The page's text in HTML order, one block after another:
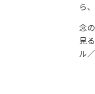
ら
念
見
ル